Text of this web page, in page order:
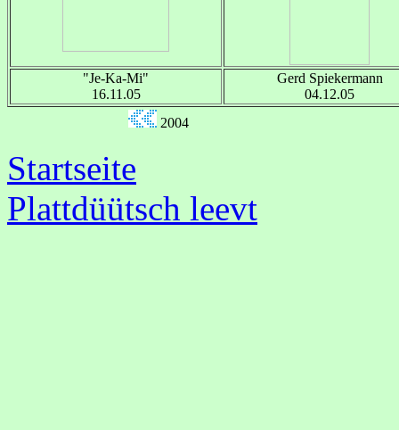
"Je-Ka-Mi"
16.11.05
Gerd Spiekermann
04.12.05
2004
Startseite
Plattdüütsch leevt